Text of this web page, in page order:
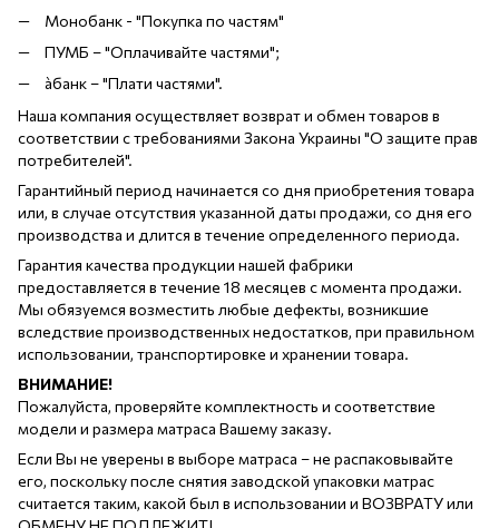
Монобанк - "Покупка по частям"
ПУМБ – "Оплачивайте частями";
àбанк – "Плати частями".
Наша компания осуществляет возврат и обмен товаров в
соответствии с требованиями Закона Украины "О защите прав
потребителей".
Гарантийный период начинается со дня приобретения товара
или, в случае отсутствия указанной даты продажи, со дня его
производства и длится в течение определенного периода.
Гарантия качества продукции нашей фабрики
предоставляется в течение 18 месяцев с момента продажи.
Мы обязуемся возместить любые дефекты, возникшие
вследствие производственных недостатков, при правильном
использовании, транспортировке и хранении товара.
ВНИМАНИЕ!
Пожалуйста, проверяйте комплектность и соответствие
модели и размера матраса Вашему заказу.
Если Вы не уверены в выборе матраса – не распаковывайте
его, поскольку после снятия заводской упаковки матрас
считается таким, какой был в использовании и ВОЗВРАТУ или